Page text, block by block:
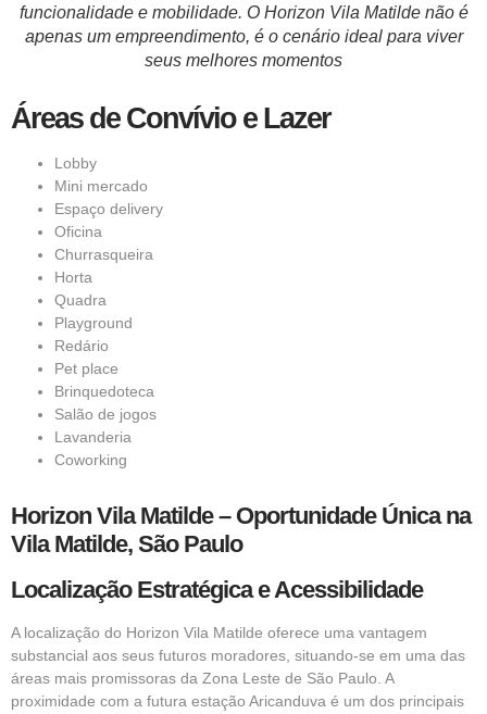
funcionalidade e mobilidade. O Horizon Vila Matilde não é
apenas um empreendimento, é o cenário ideal para viver
seus melhores momentos
Áreas de Convívio e Lazer
Lobby
Mini mercado
Espaço delivery
Oficina
Churrasqueira
Horta
Quadra
Playground
Redário
Pet place
Brinquedoteca
Salão de jogos
Lavanderia
Coworking
Horizon Vila Matilde – Oportunidade Única na
Vila Matilde, São Paulo
Localização Estratégica e Acessibilidade
A localização do Horizon Vila Matilde oferece uma vantagem
substancial aos seus futuros moradores, situando-se em uma das
áreas mais promissoras da Zona Leste de São Paulo. A
proximidade com a futura estação Aricanduva é um dos principais